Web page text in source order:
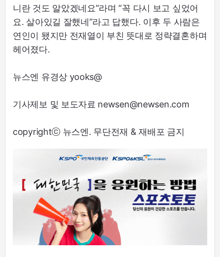
니란 것도 알았겠네요”라며 “꼭 다시 보고 싶었어
요. 살아있길 잘했네”라고 답했다. 이후 두 사람은
연인이 됐지만 전재열이 부친 뜻대로 정략결혼하며
헤어졌다.
뉴스엔 유경상 yooks@
기사제보 및 보도자료 newsen@newsen.com
copyrightⓒ 뉴스엔. 무단전재 & 재배포 금지